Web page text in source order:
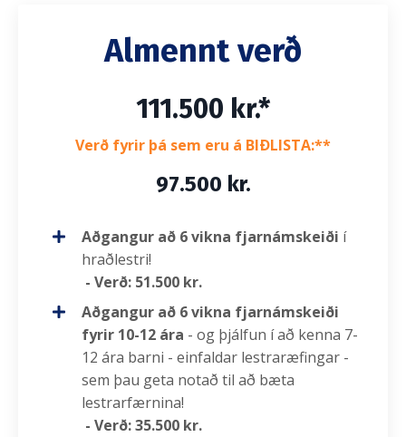
Almennt verð
111.500 kr.*
Verð fyrir þá sem eru á BIÐLISTA:**
97.500 kr.
Aðgangur að 6 vikna fjarnámskeiði í
hraðlestri!
- Verð: 51.500 kr.
Aðgangur að 6 vikna fjarnámskeiði
fyrir 10-12 ára - og þjálfun í að kenna 7-
12 ára barni - einfaldar lestraræfingar -
sem þau geta notað til að bæta
lestrarfærnina!
- Verð: 35.500 kr.